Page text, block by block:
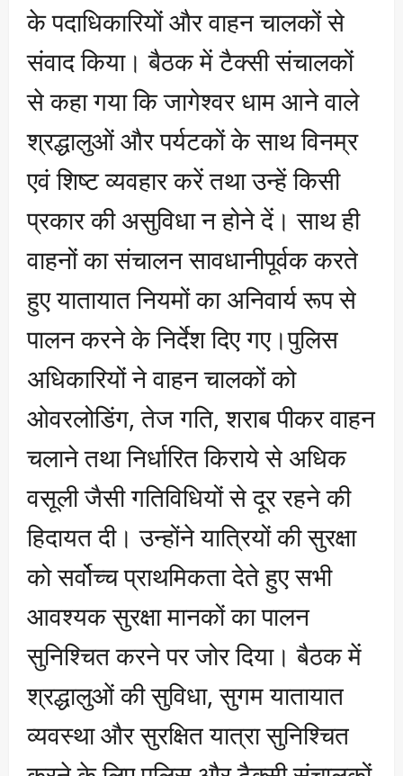
के पदाधिकारियों और वाहन चालकों से
संवाद किया। बैठक में टैक्सी संचालकों
से कहा गया कि जागेश्वर धाम आने वाले
श्रद्धालुओं और पर्यटकों के साथ विनम्र
एवं शिष्ट व्यवहार करें तथा उन्हें किसी
प्रकार की असुविधा न होने दें। साथ ही
वाहनों का संचालन सावधानीपूर्वक करते
हुए यातायात नियमों का अनिवार्य रूप से
पालन करने के निर्देश दिए गए।पुलिस
अधिकारियों ने वाहन चालकों को
ओवरलोडिंग, तेज गति, शराब पीकर वाहन
चलाने तथा निर्धारित किराये से अधिक
वसूली जैसी गतिविधियों से दूर रहने की
हिदायत दी। उन्होंने यात्रियों की सुरक्षा
को सर्वोच्च प्राथमिकता देते हुए सभी
आवश्यक सुरक्षा मानकों का पालन
सुनिश्चित करने पर जोर दिया। बैठक में
श्रद्धालुओं की सुविधा, सुगम यातायात
व्यवस्था और सुरक्षित यात्रा सुनिश्चित